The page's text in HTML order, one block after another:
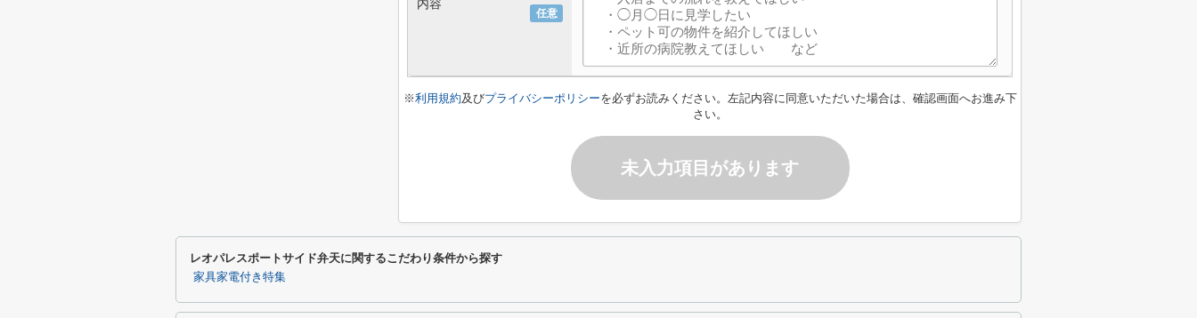
任意
内容
※利用規約及びプライバシーポリシーを必ずお読みください。左記内容に同意いただいた場合は、確認画面へお進み下
さい。
未入力項目があります
レオパレスポートサイド弁天に関するこだわり条件から探す
家具家電付き特集